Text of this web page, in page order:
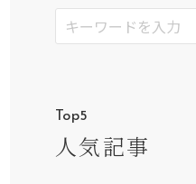
Top5
人気記事